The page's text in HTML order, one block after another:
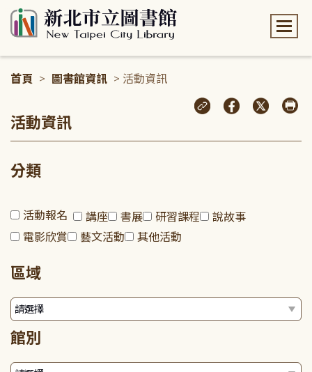
首頁 > 圖書館資訊 > 活動資訊
活動資訊
分類
活動報名 講座 書展 研習課程
說故事
電影欣賞
藝文活動 其他活動
區域
館別